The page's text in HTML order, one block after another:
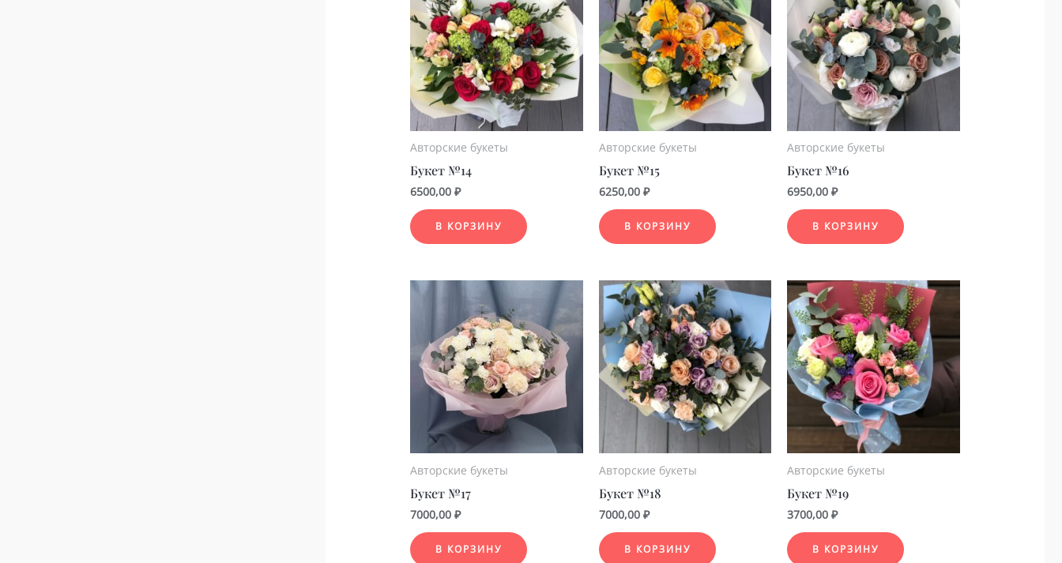
Авторские букеты
Букет №14
6500,00 ₽
В КОРЗИНУ
Авторские букеты
Букет №15
6250,00 ₽
В КОРЗИНУ
Авторские букеты
Букет №16
6950,00₽
В КОРЗИНУ
Авторские букеты
Букет №17
7000,00 ₽
В КОРЗИНУ
Авторские букеты
Букет №18
7000,00 ₽
В КОРЗИНУ
Авторские букеты
Букет №19
3700,00₽
В КОРЗИНУ